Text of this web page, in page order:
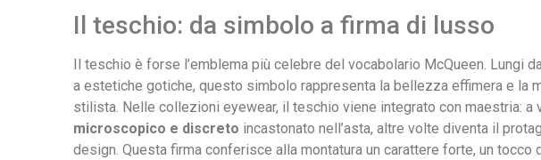
Il teschio: da simbolo a firma di lusso
Il teschio è forse l’emblema più celebre del vocabolario McQueen. Lungi
a estetiche gotiche, questo simbolo rappresenta la bellezza effimera e la
stilista. Nelle collezioni eyewear, il teschio viene integrato con maestria: a
microscopico e discreto incastonato nell’asta, altre volte diventa il
design. Questa firma conferisce alla montatura un carattere forte, un tocco